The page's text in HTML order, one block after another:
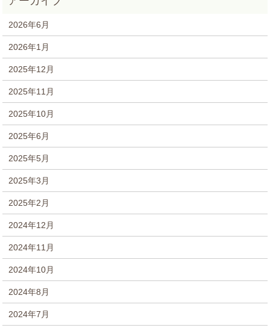
2026年6月
2026年1月
2025年12月
2025年11月
2025年10月
2025年6月
2025年5月
2025年3月
2025年2月
2024年12月
2024年11月
2024年10月
2024年8月
2024年7月